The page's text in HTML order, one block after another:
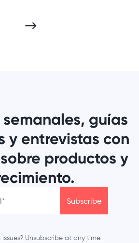
guías
y entrevistas con
productos y
Unsubscribe at any time.